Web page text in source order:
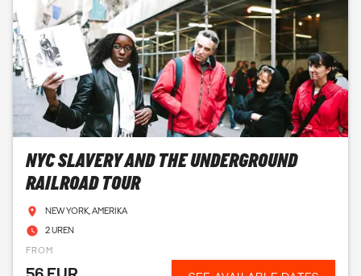
NYC SLAVERY AND THE UNDERGROUND
RAILROAD TOUR
NEW YORK, AMERIKA
2 UREN
FROM